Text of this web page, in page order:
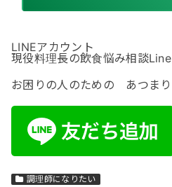
LINEアカウント
現役料理長の飲食悩み相談Line
お困りの人のための あつまり
調理師になりたい